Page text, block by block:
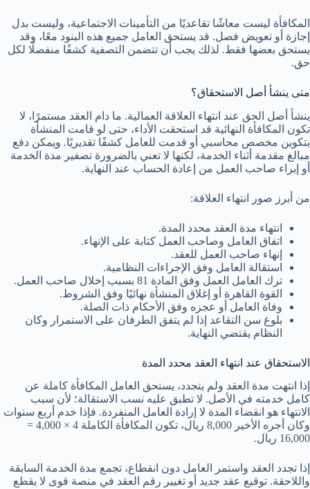
المكافأة ليست معاشًا تقاعديًا من التأمينات الاجتماعية، وليست بدل
إجازة أو تعويض فصل. قد يستحق العامل جميع هذه البنود معًا، وقد
يستحق بعضها فقط. لذلك يجب أن تتضمن التصفية كشفًا منفصلًا لكل
حق.
متى ينشأ أصل الاستحقاق؟
ينشأ أصل الحق عند انتهاء العلاقة العمالية. ما دام العقد مستمرًا، لا
تكون المكافأة النهائية قد استحقت الأداء، حتى لو قامت المنشأة
بتكوين مخصص محاسبي أو قدمت للعامل كشفًا تقديريًا. ويمكن دفع
مبالغ مقدمة أثناء الخدمة، لكنها لا تعني بالضرورة تصفير مدة الخدمة
أو إبراء صاحب العمل من إعادة الحساب عند النهاية.
من أبرز صور انتهاء العلاقة:
انتهاء مدة العقد محدد المدة.
اتفاق العامل وصاحب العمل كتابة على الإنهاء.
إنهاء صاحب العمل للعقد.
استقالة العامل وفق الإجراءات النظامية.
ترك العامل العمل وفق المادة 81 بسبب إخلال صاحب العمل.
القوة القاهرة أو إغلاق المنشأة نهائيًا وفق الشروط.
وفاة العامل أو عجزه وفق الأحكام ذات الصلة.
بلوغ سن التقاعد إذا لم يتفق الطرفان على الاستمرار وكان
النظام يقتضي النهاية.
الاستحقاق عند انتهاء العقد محدد المدة
إذا انتهت مدة العقد ولم يتجدد، يستحق العامل المكافأة كاملة عن
كامل خدمته في الأصل. لا تطبق عليه نسب الاستقالة؛ لأن سبب
الانتهاء هو انقضاء المدة لا إرادة العامل المنفردة. فإذا خدم أربع سنوات
وكان أجره الأخير 8,000 ريال، تكون المكافأة الكاملة 4 × 4,000 =
16,000 ريال.
إذا تجدد العقد واستمر العامل دون انقطاع، تجمع مدة الخدمة السابقة
واللاحقة. توقيع عقد جديد أو تغيير رقم العقد في منصة قوى لا يقطع